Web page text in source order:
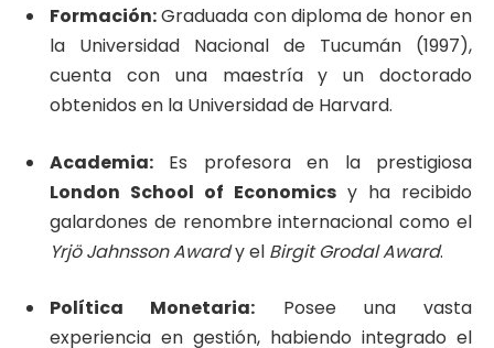
Formación:Graduada con diploma de honor en
la Universidad Nacional de Tucumán (1997),
cuenta con una maestría y un doctorado
obtenidos en la Universidad de Harvard.
Academia: Es profesora en la prestigiosa
London School of Economics y ha recibido
galardones de renombre internacional como el
Yrjö Jahnsson Awardy el Birgit Grodal Award.
Política Monetaria: Posee una vasta
experiencia en gestión, habiendo integrado el